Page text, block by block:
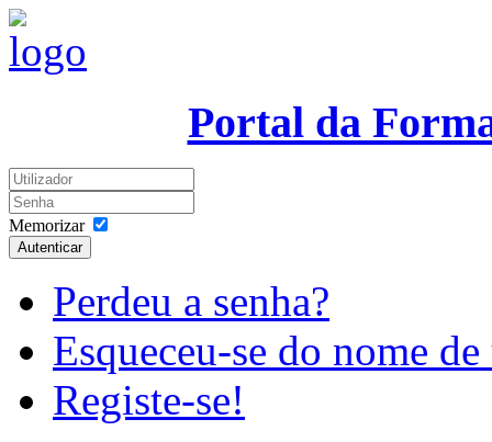
Portal da
Memorizar
Autenticar
Perdeu a senha?
Esqueceu-se do nome
Registe-se!